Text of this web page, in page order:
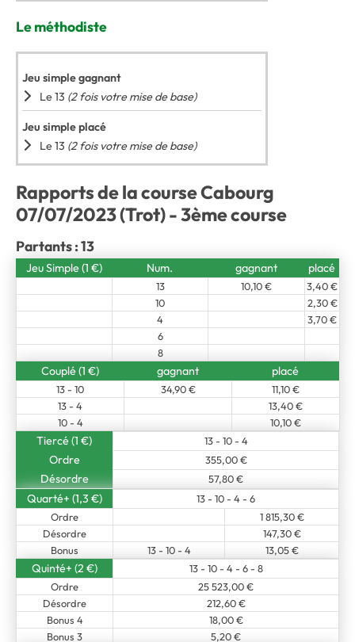
Le méthodiste
Jeu simple gagnant
Le 13 (2 fois votre mise de base)
Jeu simple placé
Le 13 (2 fois votre mise de base)
Rapports de la course Cabourg
07/07/2023 (Trot) - 3ème course
Partants : 13
Jeu Simple (1 €) Num. gagnant placé
13 10,10 €
3,40 €
10
2,30 €
4
3,70 €
6
8
Couplé (1 €) gagnant placé
13 - 10 34,90 €
11,10 €
13 - 4
13,40 €
10 - 4
10,10 €
Tiercé (1 €) 13 - 10 - 4
Ordre 355,00 €
Désordre 57,80 €
Quarté+ (1,3 €)
13 - 10 - 4 - 6
Ordre
1 815,30 €
Désordre
147,30 €
Bonus
13 - 10 - 4 13,05 €
Quinté+ (2 €)
13 - 10 - 4 - 6 - 8
Ordre
25 523,00 €
Désordre
212,60 €
Bonus 4
18,00 €
Bonus 3
5,20 €